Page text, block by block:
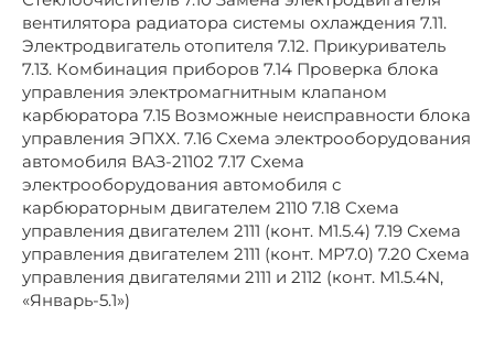
вентилятора радиатора системы охлаждения 7.11.
Электродвигатель отопителя 7.12. Прикуриватель
7.13. Комбинация приборов 7.14 Проверка блока
управления электромагнитным клапаном
карбюратора 7.15 Возможные неисправности блока
управления ЭПХХ. 7.16 Схема электрооборудования
автомобиля ВАЗ-21102 7.17 Схема
электрооборудования автомобиля с
карбюраторным двигателем 2110 7.18 Схема
управления двигателем 2111 (конт. М1.5.4) 7.19 Схема
управления двигателем 2111 (конт. МР7.0) 7.20 Схема
управления двигателями 2111 и 2112 (конт. М1.5.4N,
«Январь-5.1»)